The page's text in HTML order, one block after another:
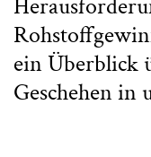
ein Überblick
Geschehen in